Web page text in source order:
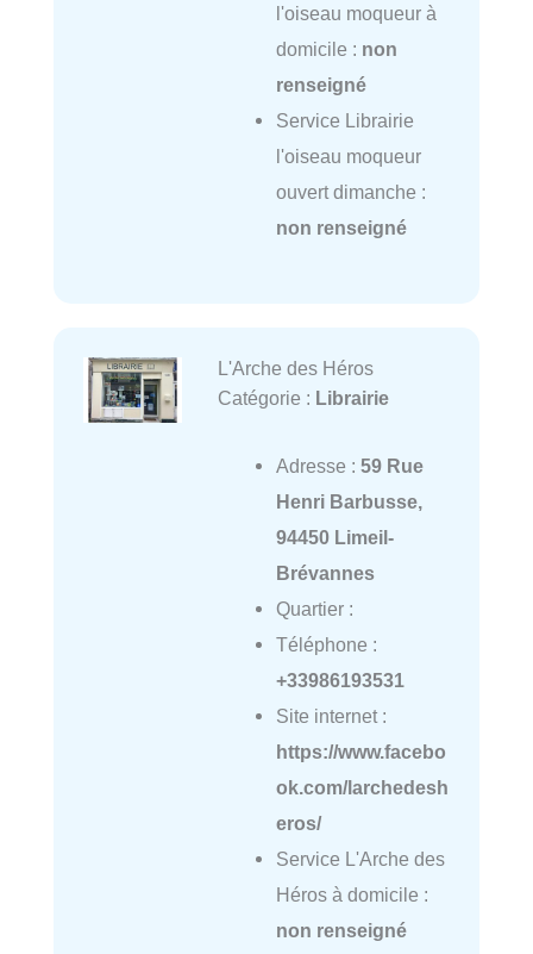
l'oiseau moqueur à
domicile : non
renseigné
Service Librairie
l'oiseau moqueur
ouvert dimanche :
non renseigné
L'Arche des Héros
Catégorie : Librairie
Adresse : 59 Rue
Henri Barbusse,
94450 Limeil-
Brévannes
Quartier :
Téléphone :
+33986193531
Site internet :
https://www.facebo
ok.com/larchedesh
eros/
Service L'Arche des
Héros à domicile :
non renseigné